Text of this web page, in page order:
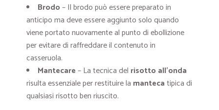
Brodo– Il brodo può essere preparato in
anticipo ma deve essere aggiunto solo quando
viene portato nuovamente al punto di ebollizione
per evitare di raffreddare il contenuto in
casseruola.
Mantecare– La tecnica del risotto all’onda
risulta essenziale per restituire la mantecatipica di
qualsiasi risotto ben riuscito.